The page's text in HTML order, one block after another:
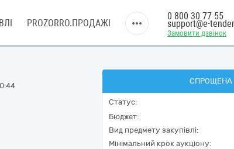
PROZORRO.ПРОДАЖІ
Замовити дзвінок
0 800 30 77 55
support@e-
СПРОЩЕНА
Статус:
Бюджет:
Вид предмету закупівлі:
Мінімальний крок аукціону: